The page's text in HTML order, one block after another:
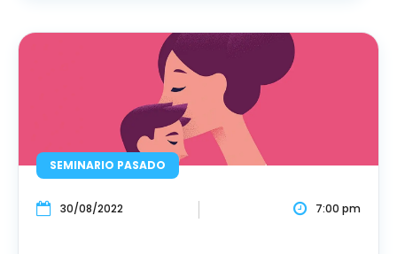
SEMINARIO PASADO
30/08/2022 7:00 pm